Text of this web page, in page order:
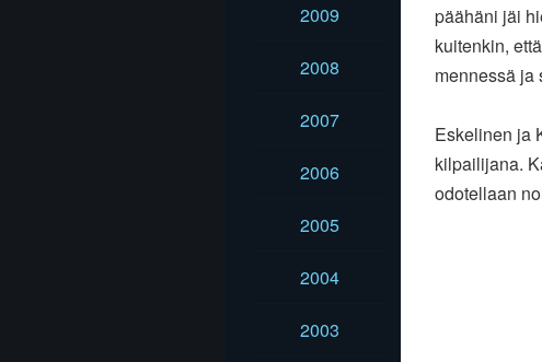
2009
2008
2007
2006
2005
2004
2003
päähäni jäi
kuitenkin,
mennessä ja
Eskelinen ja
kilpailijana.
odotellaan